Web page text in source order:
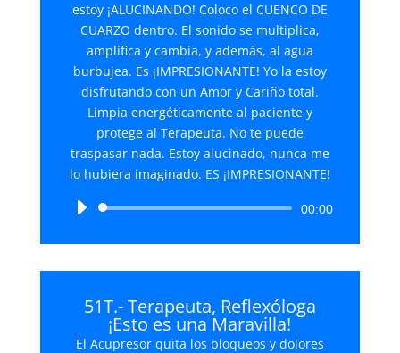
estoy ¡ALUCINANDO! Coloco el CUENCO DE
CUARZO dentro. El sonido se multiplica,
amplifica y cambia, y además, al agua
burbujea. Es ¡IMPRESIONANTE! Yo la estoy
disfrutando con un Amor y Cariño total.
Limpia energéticamente al paciente y
protege al Terapeuta. No te puede
traspasar nada. Estoy alucinado, nunca me
lo hubiera imaginado. ES ¡IMPRESIONANTE!
Reproductor
audio
00:00
51T.- Terapeuta, Reflexóloga
¡Esto es una Maravilla!
El Acupresor quita los bloqueos y dolores